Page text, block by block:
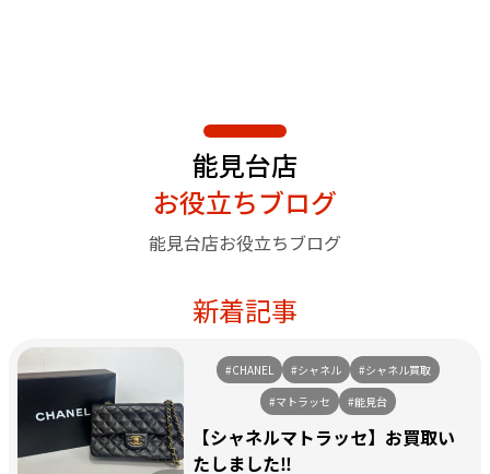
能見台店
お役立ちブログ
能見台店お役立ちブログ
新着記事
#CHANEL #シャネル
#シャネル買取
#マトラッセ
#能見台
【シャネルマトラッセ】お買取い
たしました‼